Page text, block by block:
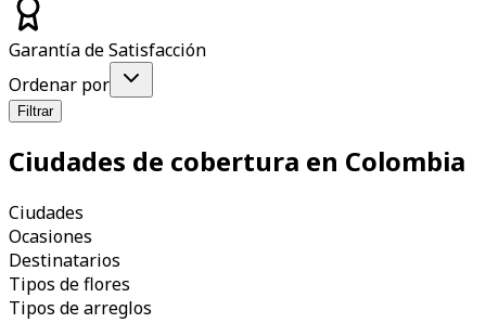
Garantía de Satisfacción
Ordenar por
Filtrar
Ciudades de cobertura en Colombia
Ciudades
Ocasiones
Destinatarios
Tipos de flores
Tipos de arreglos